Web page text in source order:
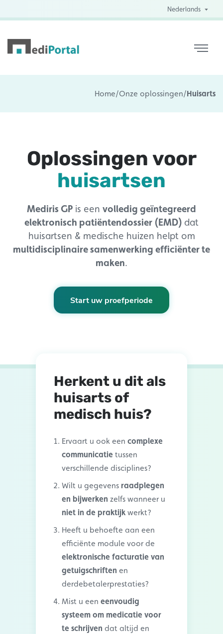
Nederlands
Home/Onze oplossingen/Huisarts
Oplossingen voor
huisartsen
Mediris GP is een volledig geïntegreerd
elektronisch patiëntendossier (EMD) dat
huisartsen & medische huizen helpt om
multidisciplinaire samenwerking efficiënter te
maken.
Start uw proefperiode
Herkent u dit als
huisarts of
medisch huis?
Ervaart u ook een complexe
communicatie tussen
verschillende disciplines?
Wilt u gegevens raadplegen
en bijwerken zelfs wanneer u
niet in de praktijk werkt?
Heeft u behoefte aan een
efficiënte module voor de
elektronische facturatie van
getuigschriften en
derdebetalerprestaties?
Mist u een eenvoudig
systeem om medicatie voor
te schrijven dat altijd en